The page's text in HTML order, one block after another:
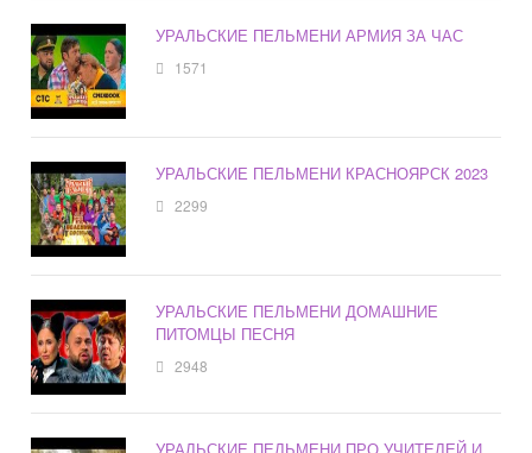
УРАЛЬСКИЕ ПЕЛЬМЕНИ АРМИЯ ЗА ЧАС
1571
УРАЛЬСКИЕ ПЕЛЬМЕНИ КРАСНОЯРСК 2023
2299
УРАЛЬСКИЕ ПЕЛЬМЕНИ ДОМАШНИЕ
ПИТОМЦЫ ПЕСНЯ
2948